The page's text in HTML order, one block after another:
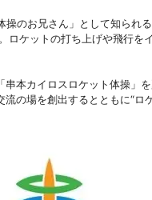
のお兄さん」として知られ
ケットの打ち上げや飛行を
本カイロスロケット体操」
の場を創出するとともに“ロ